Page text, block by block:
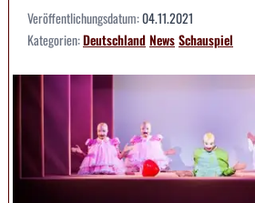
Veröffentlichungsdatum:04.11.2021
Kategorien:DeutschlandNewsSchauspiel